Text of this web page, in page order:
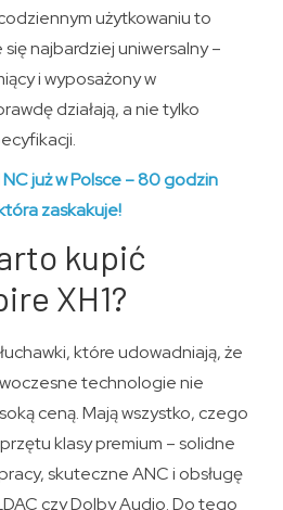
użytkowaniu to
się najbardziej uniwersalny –
i wyposażony w
działają, a nie tylko
NC już w Polsce – 80 godzin
zaskakuje!
kupić
XH1?
które udowadniają, że
technologie nie
ceną. Mają wszystko, czego
klasy premium – solidne
skuteczne ANC i obsługę
czy Dolby Audio. Do tego